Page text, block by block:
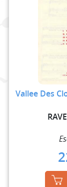
Vallee Des